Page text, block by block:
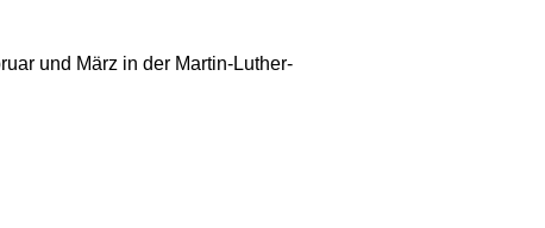
und März in der Martin-Luther-